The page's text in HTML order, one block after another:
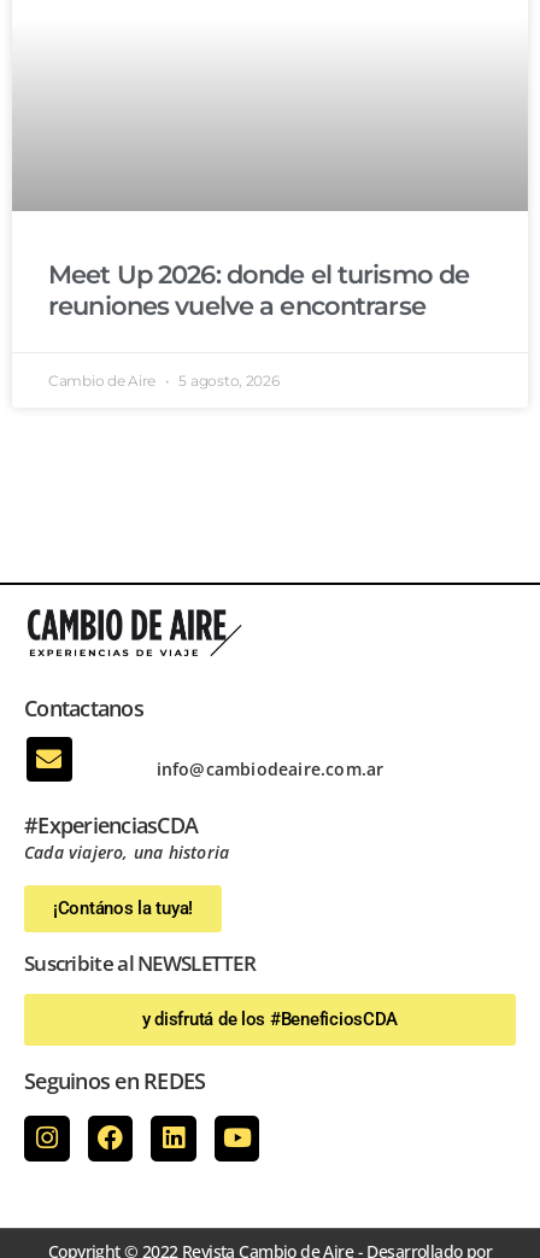
Meet Up 2026: donde el turismo de
reuniones vuelve a encontrarse
Cambio de Aire 5 agosto, 2026
Contactanos
info@cambiodeaire.com.ar
#ExperienciasCDA
Cada viajero, una historia
¡Contános la tuya!
Suscribite al NEWSLETTER
y disfrutá de los #BeneficiosCDA
Seguinos en REDES
Copyright © 2022 Revista Cambio de Aire - Desarrollado por